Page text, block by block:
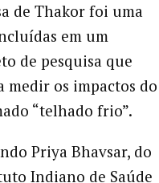
de Thakor foi uma
em um
de pesquisa que
medir os impactos do
“telhado frio”.
Priya Bhavsar, do
Indiano de Saúde